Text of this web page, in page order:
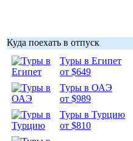
Куда поехать в отпуск
Туры в Египет
от $649
Туры в ОАЭ
от $989
Туры в Турцию
от $810